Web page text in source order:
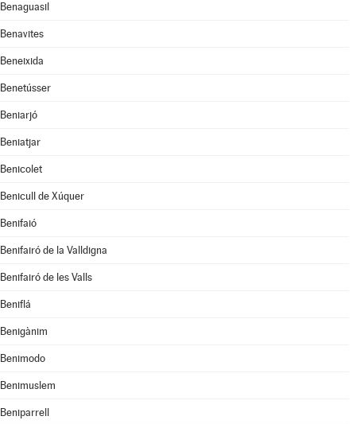
Benaguasil
Benavites
Beneixida
Benetússer
Beniarjó
Beniatjar
Benicolet
Benicull de Xúquer
Benifaió
Benifairó de la Valldigna
Benifairó de les Valls
Beniflá
Benigànim
Benimodo
Benimuslem
Beniparrell